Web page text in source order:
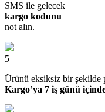
SMS ile gelecek
kargo kodunu
not alın.
5
Ürünü eksiksiz bir şekilde
Kargo’ya 7 iş günü